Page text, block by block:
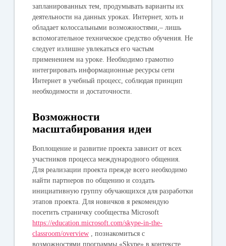
запланированных тем, продумывать варианты их
деятельности на данных уроках. Интернет, хоть и
обладает колоссальными возможностями,– лишь
вспомогательное техническое средство обучения. Не
следует излишне увлекаться его частым
применением на уроке. Необходимо грамотно
интегрировать информационные ресурсы сети
Интернет в учебный процесс, соблюдая принцип
необходимости и достаточности.
Возможности
масштабирования идеи
Воплощение и развитие проекта зависит от всех
участников процесса международного общения.
Для реализации проекта прежде всего необходимо
найти партнеров по общению и создать
инициативную группу обучающихся для разработки
этапов проекта. Для новичков я рекомендую
посетить страничку сообщества Microsoft
https://education.microsoft.com/skype-in-the-
classroom/overview , познакомиться с
возможностями программы «Skype» в контексте